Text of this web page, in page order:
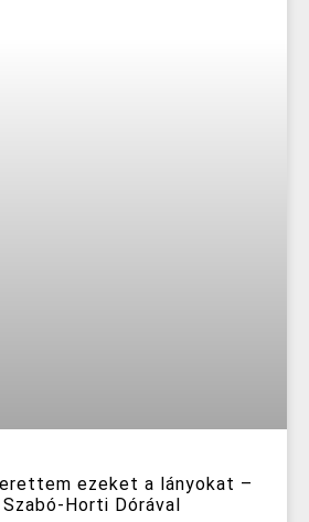
ezeket a lányokat –
Horti Dórával